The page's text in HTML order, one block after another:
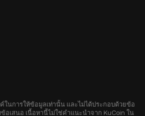
ในการให้ข้อมูลเท่านั้น และไม่ได้ประกอบด้วยข้อ
อเสนอ เนื้อหานี้ไม่ใช่คำแนะนำจาก KuCoin ใน